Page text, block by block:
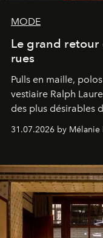
MODE
Le grand
rues
Pulls en maille,
vestiaire Ralph
des plus désirables
31.07.2026 by Mélanie